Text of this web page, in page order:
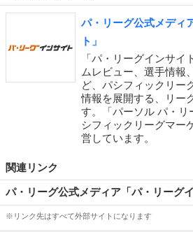
パ・リーグ公式メディ
ト」
「パ・リーグインサ
ムレビュー、選手情報
ど、パシフィックリー
情報を展開する、リー
す。「パーソル パ・
シフィックリーグマー
営しています。
関連リンク
パ・リーグ公式メディア「パ・リーグイ
※リンク先はすべて外部サイトになります